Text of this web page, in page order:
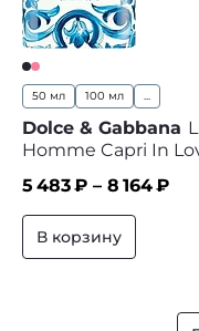
50 мл 100 мл ...
Dolce & Gabbana
Homme Capri In
5 483₽ – 8 164₽
В корзину